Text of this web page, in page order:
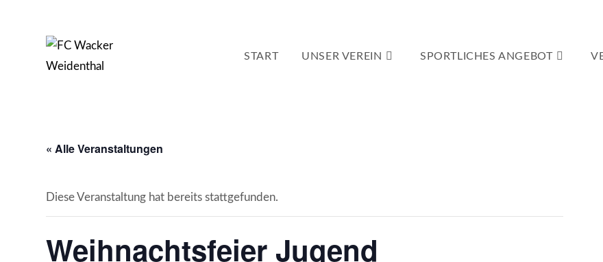
START UNSER VEREIN SPORTLICHES ANGEBOT
« Alle Veranstaltungen
Diese Veranstaltung hat bereits stattgefunden.
Weihnachtsfeier Jugend